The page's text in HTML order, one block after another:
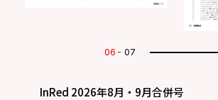
07 07
InRed 2026年8月・9月合併号